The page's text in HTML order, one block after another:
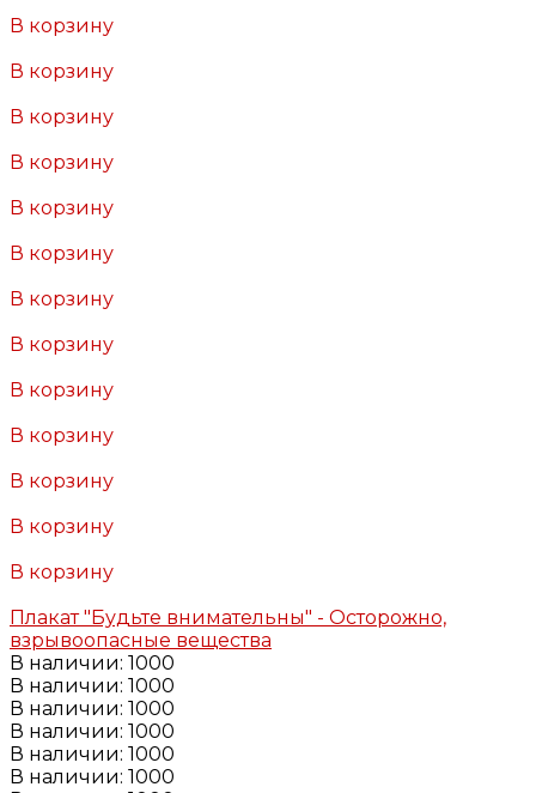
В корзину
В корзину
В корзину
В корзину
В корзину
В корзину
В корзину
В корзину
В корзину
В корзину
В корзину
В корзину
В корзину
Плакат "Будьте внимательны" - Осторожно,
взрывоопасные вещества
В наличии: 1000
В наличии: 1000
В наличии: 1000
В наличии: 1000
В наличии: 1000
В наличии: 1000